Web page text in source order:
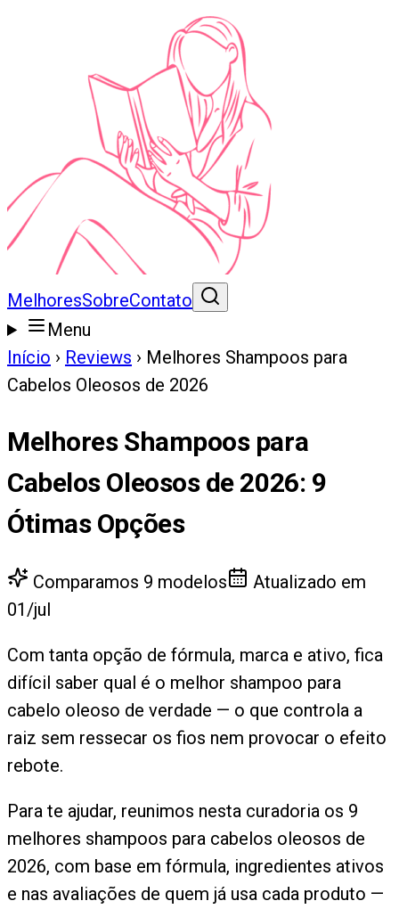
MelhoresSobreContato
Menu
Início › Reviews › Melhores Shampoos para
Cabelos Oleosos de 2026
Melhores Shampoos para
Cabelos Oleosos de 2026: 9
Ótimas Opções
Comparamos 9 modelos
Atualizado em
01/jul
Com tanta opção de fórmula, marca e ativo, fica
difícil saber qual é o melhor shampoo para
cabelo oleoso de verdade — o que controla a
raiz sem ressecar os fios nem provocar o efeito
rebote.
Para te ajudar, reunimos nesta curadoria os 9
melhores shampoos para cabelos oleosos de
2026, com base em fórmula, ingredientes ativos
e nas avaliações de quem já usa cada produto —